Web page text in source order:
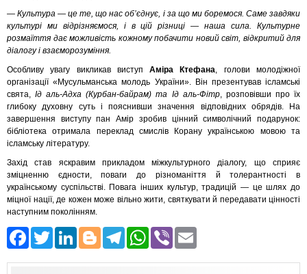
— Культура — це те, що нас об’єднує, і за що ми боремося. Саме завдяки
культурі ми відрізняємося, і в цій різниці — наша сила. Культурне
розмаїття дає можливість кожному побачити новий світ, відкритий для
діалогу і взаєморозуміння.
Особливу увагу викликав виступАміра Ктефана, голови молодіжної
організації «Мусульманська молодь України». Він презентував ісламські
свята,Ід аль-Адха (Курбан-байрам) та Ід аль-Фітр, розповівши про їх
глибоку духовну суть і пояснивши значення відповідних обрядів. На
завершення виступу пан Амір зробив цінний символічний подарунок:
бібліотека отримала переклад смислів Корану українською мовою та
ісламську літературу.
Захід став яскравим прикладом міжкультурного діалогу, що сприяє
зміцненню єдности, поваги до різноманіття й толерантності в
українському суспільстві. Повага інших культур, традицій — це шлях до
міцної нації, де кожен може вільно жити, святкувати й передавати цінності
наступним поколінням.
Facebook
Twitter
LinkedIn
Blogger
Telegram
WhatsApp
Viber